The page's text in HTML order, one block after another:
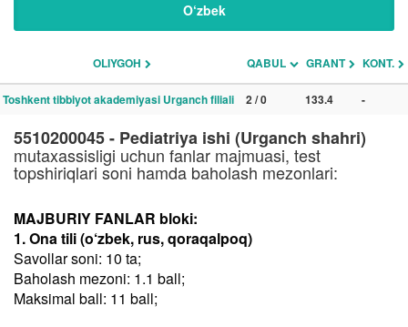
O‘zbek
OLIYGOH QABUL GRANT KONT.
Toshkent tibbiyot akademiyasi Urganch filiali 2 / 0 133.4 -
5510200045 - Pediatriya ishi (Urganch shahri)
mutaxassisligi uchun fanlar majmuasi, test
topshiriqlari soni hamda baholash mezonlari:
MAJBURIY FANLAR bloki:
1. Ona tili (o‘zbek, rus, qoraqalpoq)
Savollar soni: 10 ta;
Baholash mezoni: 1.1 ball;
Maksimal ball: 11 ball;